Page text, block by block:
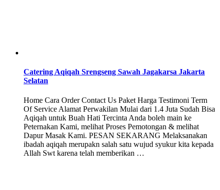
Catering Aqiqah Srengseng Sawah Jagakarsa Jakarta
Selatan
Home Cara Order Contact Us Paket Harga Testimoni Term
Of Service Alamat Perwakilan Mulai dari 1.4 Juta Sudah Bisa
Aqiqah untuk Buah Hati Tercinta Anda boleh main ke
Peternakan Kami, melihat Proses Pemotongan & melihat
Dapur Masak Kami. PESAN SEKARANG Melaksanakan
ibadah aqiqah merupakn salah satu wujud syukur kita kepada
Allah Swt karena telah memberikan …